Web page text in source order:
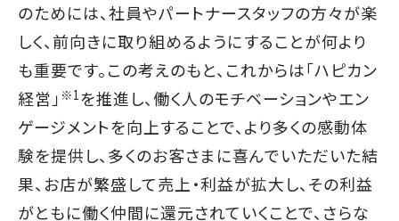
のためには、社員やパートナースタッフの方々が楽
しく、前向きに取り組めるようにすることが何より
も重要です。この考えのもと、これからは「ハピカン
経営」 ※1 を推進し、働く人のモチベーションやエン
ゲージメントを向上することで、より多くの感動体
験を提供し、多くのお客さまに喜んでいただいた結
果、お店が繁盛して売上・利益が拡大し、その利益
がともに働く仲間に還元されていくことで、さらな